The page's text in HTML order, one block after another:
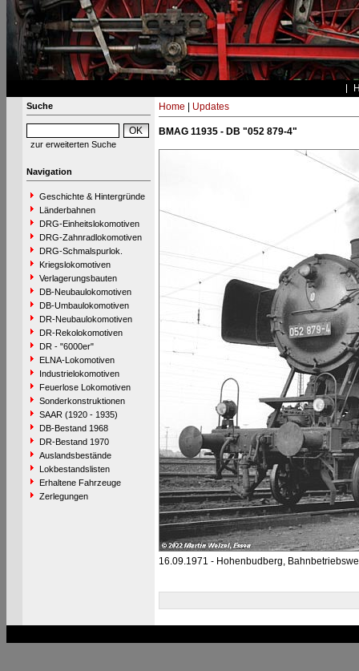
Suche
zur erweiterten Suche
Navigation
Geschichte & Hintergründe
Länderbahnen
DRG-Einheitslokomotiven
DRG-Zahnradlokomotiven
DRG-Schmalspurlok.
Kriegslokomotiven
Verlagerungsbauten
DB-Neubaulokomotiven
DB-Umbaulokomotiven
DR-Neubaulokomotiven
DR-Rekolokomotiven
DR - "6000er"
ELNA-Lokomotiven
Industrielokomotiven
Feuerlose Lokomotiven
Sonderkonstruktionen
SAAR (1920 - 1935)
DB-Bestand 1968
DR-Bestand 1970
Auslandsbestände
Lokbestandslisten
Erhaltene Fahrzeuge
Zerlegungen
Home Updates
BMAG 11935 - DB "052 879-4"
16.09.1971 - Hohenbudberg,